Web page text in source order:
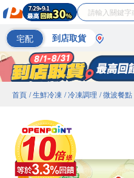
宅配 到店取貨
首頁 / 生鮮冷凍 / 冷凍調理 / 微波餐點